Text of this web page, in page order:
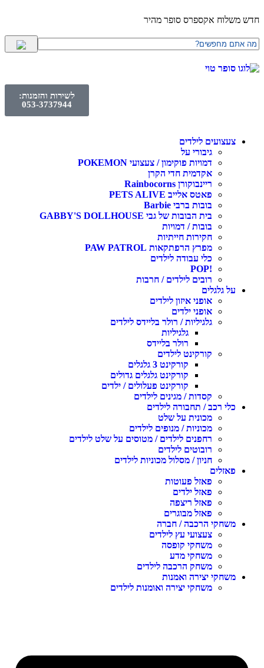
חדש משלוח אקספרס סופר מהיר
לשירות והזמנות:
053-3737944
צעצועים לילדים
גיבורי על
דמויות פוקימון / צעצועי POKEMON
אקדמית חדי הקרן
ריינבוקורן Rainbocorns
פאטס אלייב PETS ALIVE
בובות ברבי Barbie
בית הבובות של גבי GABBY'S DOLLHOUSE
בובות / דמויות
חקירות חייתיות
מפרץ הרפתקאות PAW PATROL
כלי עבודה לילדים
!POP
רובים לילדים / חרבות
על גלגלים
אופני איזון לילדים
אופני ילדים
גלגיליות / רולר בליידס לילדים
גלגיליות
רולר בליידס
קורקינט לילדים
קורקינט 3 גלגלים
קורקינט גלגלים גדולים
קורקינט פעלולים / ילדים
קסדות / מגינים לילדים
כלי רכב / תחבורה לילדים
מכונית על שלט
מכוניות / מנופים לילדים
רחפנים לילדים / מטוסים על שלט לילדים
רובוטים לילדים
חניון / מסלול מכוניות לילדים
פאזלים
פאזל פעוטות
פאזל ילדים
פאזל ריצפה
פאזל מבוגרים
משחקי הרכבה / חברה
צעצועי עץ לילדים
משחקי קופסה
משחקי מדע
משחק הרכבה לילדים
משחקי יצירה ואמנות
משחקי יצירה ואומנות לילדים